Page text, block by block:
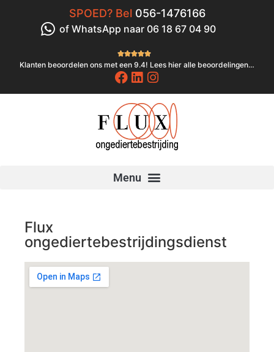
SPOED? Bel056-1476166
of WhatsApp naar 06 18 67 04 90

Klanten beoordelen ons met een 9.4! Lees hier alle beoordelingen…
Flux
ongediertebestrijdingsdienst